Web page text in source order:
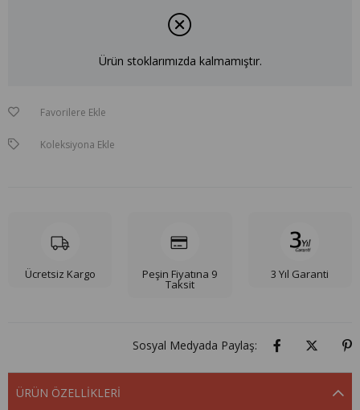
Ürün stoklarımızda kalmamıştır.
Favorilere Ekle
Koleksiyona Ekle
Ücretsiz Kargo Peşin Fiyatına 9
Taksit
3 Yıl Garanti
Sosyal Medyada Paylaş:
ÜRÜN ÖZELLIKLERI